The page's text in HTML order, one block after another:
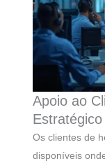
Apoio ao
Os clientes de
disponíveis